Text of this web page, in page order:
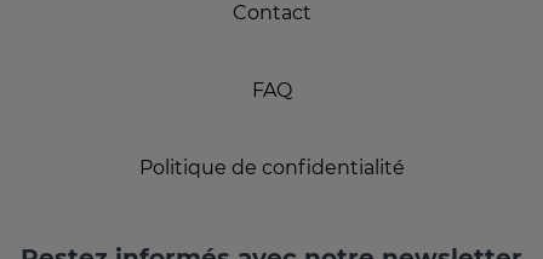
Contact
FAQ
Politique de confidentialité